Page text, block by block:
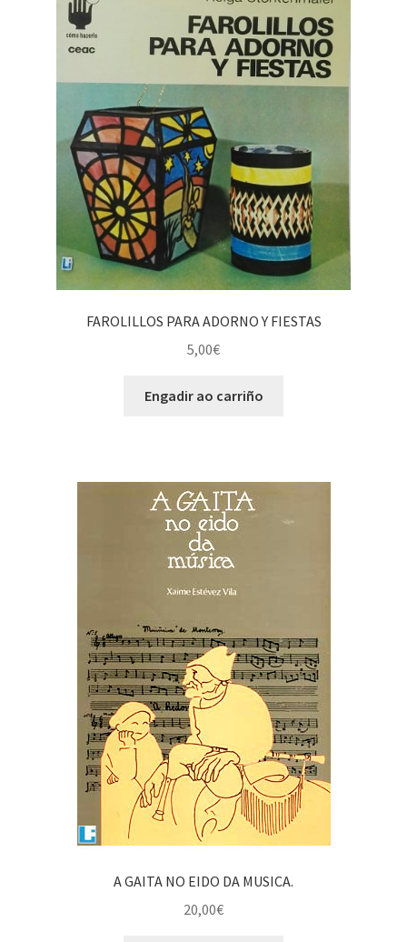
FAROLILLOS PARA ADORNO Y FIESTAS
5,00€
Engadir ao carriño
A GAITA NO EIDO DA MUSICA.
20,00€